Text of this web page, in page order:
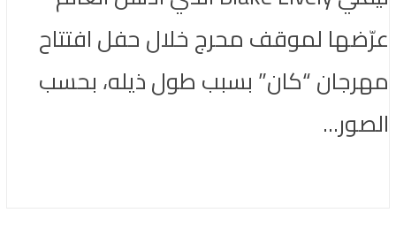
عرّضها لموقف محرج خلال حفل افتتاح
مهرجان “كان” بسبب طول ذيله، بحسب
الصور...